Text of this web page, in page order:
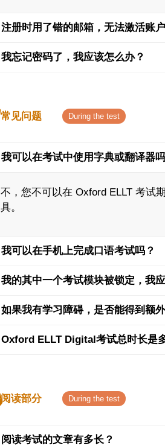
注册时用了错的邮箱，无法激活账
我忘记密码了，我应该怎么办？
常见问题
我可以在考试中使用字典或翻译器
不，您不可以在 Oxford ELLT 考试
具。
我可以在手机上完成口语考试吗？
我的其中一个考试模块被锁定，我
如果我有学习障碍，是否能得到额
Oxford ELLT Digital考试总时长是
阅读部分
阅读考试的文章有多长？